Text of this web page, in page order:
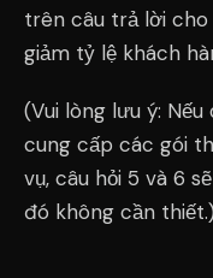
trên câu trả lời cho
giảm tỷ lệ khách
(Vui lòng lưu ý:
cung cấp các gói
vụ, câu hỏi 5 và 6
đó không cần thiết.)